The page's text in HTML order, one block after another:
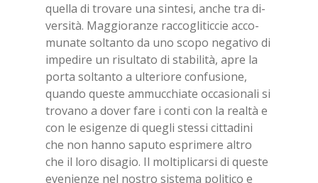
quel­la di tro­va­re una sin­te­si, an­che tra di­
ver­si­tà. Mag­gio­ran­ze rac­co­gli­tic­cie ac­co­
mu­na­te sol­tan­to da uno sco­po ne­ga­ti­vo di
im­pe­di­re un ri­sul­ta­to di sta­bi­li­tà, apre la
por­ta sol­tan­to a ul­te­rio­re con­fu­sio­ne,
quan­do que­ste am­muc­chia­te oc­ca­sio­na­li si
tro­va­no a do­ver fare i con­ti con la real­tà e
con le esi­gen­ze di que­gli stes­si cit­ta­di­ni
che non han­no sa­pu­to espri­me­re al­tro
che il loro di­sa­gio. Il mol­ti­pli­car­si di que­ste
eve­nien­ze nel no­stro si­ste­ma po­li­ti­co e